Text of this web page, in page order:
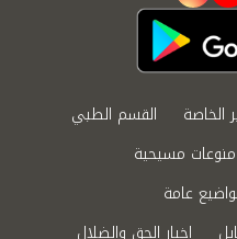
الخاصة
القسم الطبي
منوعات مسيحية
عامة
اخبار الحق والضلال